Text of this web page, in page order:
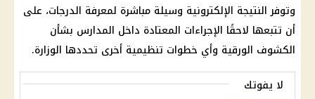
وتوفر النتيجة الإلكترونية وسيلة مباشرة لمعرفة الدرجات، على
أن تتبعها لاحقًا الإجراءات المعتادة داخل المدارس بشأن
الكشوف الورقية وأي خطوات تنظيمية أخرى تحددها الوزارة.
لا يفوتك